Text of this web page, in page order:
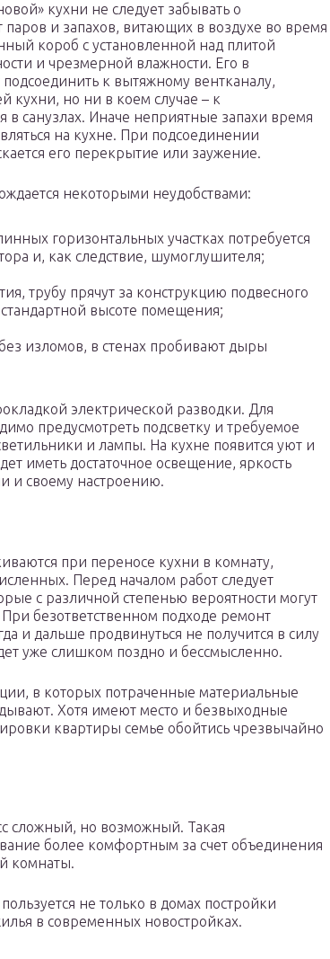
кухни не следует забывать о
и запахов, витающих в воздухе во время
короб с установленной над плитой
и чрезмерной влажности. Его в
к вытяжному вентканалу,
кухни, но ни в коем случае – к
санузлах. Иначе неприятные запахи время
на кухне. При подсоединении
его перекрытие или заужение.
некоторыми неудобствами:
горизонтальных участках потребуется
и, как следствие, шумоглушителя;
трубу прячут за конструкцию подвесного
высоте помещения;
изломов, в стенах пробивают дыры
электрической разводки. Для
предусмотреть подсветку и требуемое
и лампы. На кухне появится уют и
иметь достаточное освещение, яркость
и своему настроению.
при переносе кухни в комнату,
Перед началом работ следует
с различной степенью вероятности могут
безответственном подходе ремонт
и дальше продвинуться не получится в силу
уже слишком поздно и бессмысленно.
в которых потраченные материальные
Хотя имеют место и безвыходные
квартиры семье обойтись чрезвычайно
сложный, но возможный. Такая
более комфортным за счет объединения
комнаты.
не только в домах постройки
в современных новостройках.